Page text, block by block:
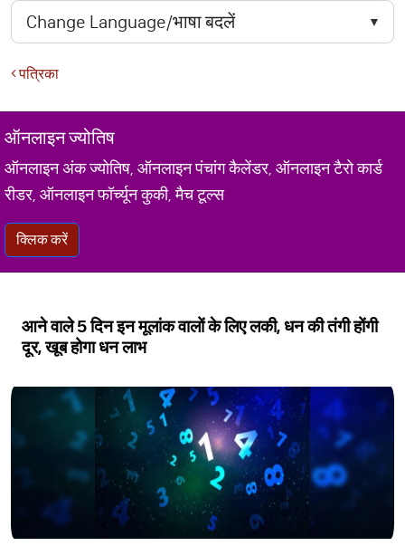
पत्रिका
ऑनलाइन ज्योतिष
ऑनलाइन अंक ज्योतिष, ऑनलाइन पंचांग कैलेंडर, ऑनलाइन टैरो कार्ड
रीडर, ऑनलाइन फॉर्च्यून कुकी, मैच टूल्स
क्लिक करें
आने वाले 5 दिन इन मूलांक वालों के लिए लकी, धन की तंगी होंगी
दूर, खूब होगा धन लाभ